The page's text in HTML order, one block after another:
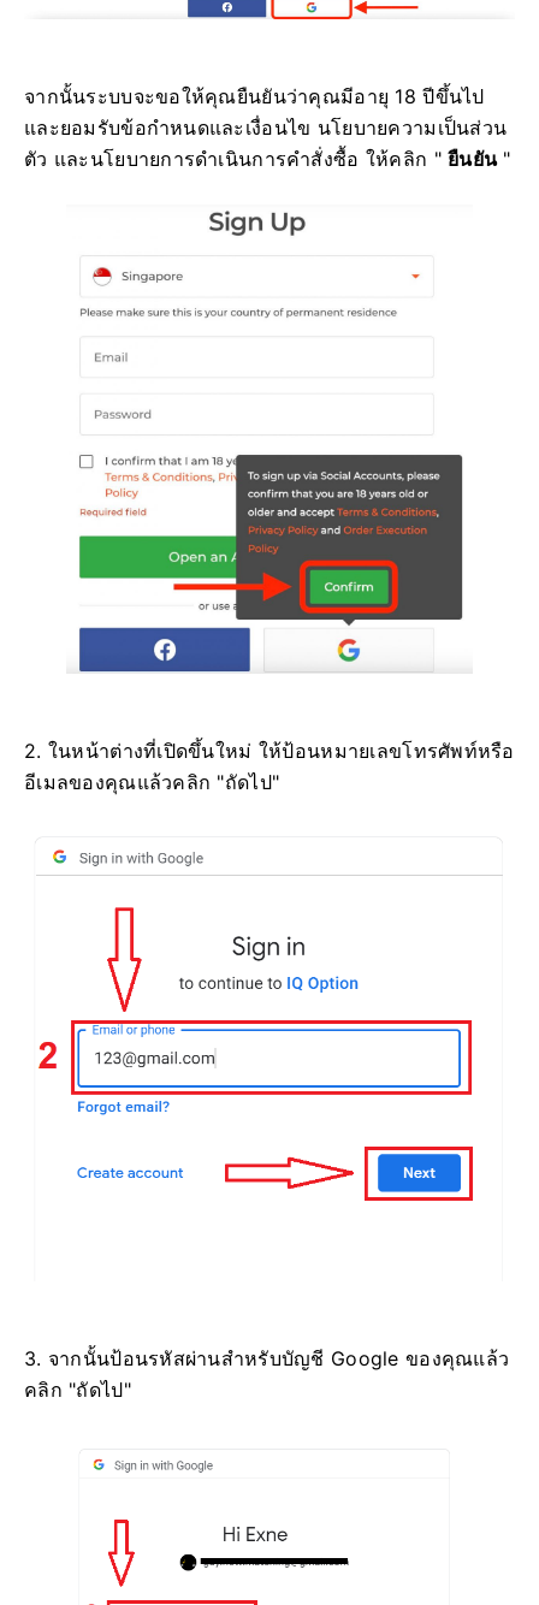
จากนั้นระบบจะขอให้คุณยืนยันว่าคุณมีอายุ 18 ปีขึ้นไป
และยอมรับข้อกำหนดและเงื่อนไข นโยบายความเป็นส่วน
ตัว และนโยบายการดำเนินการคำสั่งซื้อ ให้คลิก "ยืนยัน"
2. ในหน้าต่างที่เปิดขึ้นใหม่ ให้ป้อนหมายเลขโทรศัพท์หรือ
อีเมลของคุณแล้วคลิก "ถัดไป"
3. จากนั้นป้อนรหัสผ่านสำหรับบัญชี Google ของคุณแล้ว
คลิก "ถัดไป"